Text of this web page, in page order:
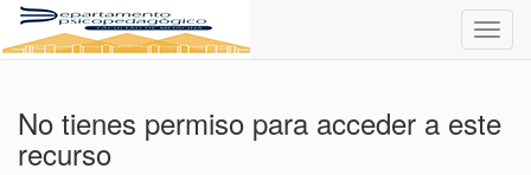
No tienes permiso para acceder a este
recurso